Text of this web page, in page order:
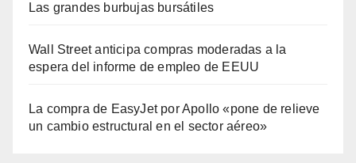
Las grandes burbujas bursátiles
Wall Street anticipa compras moderadas a la
espera del informe de empleo de EEUU
La compra de EasyJet por Apollo «pone de relieve
un cambio estructural en el sector aéreo»